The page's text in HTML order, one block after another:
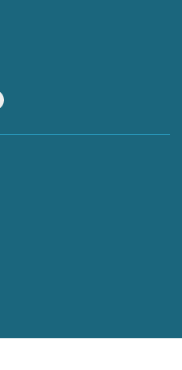
Instagram